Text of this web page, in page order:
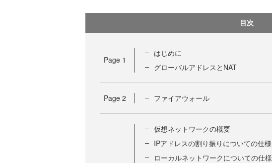
目次
Page 1
はじめに
グローバルアドレスとNAT
Page 2 ファイアウォール
仮想ネットワークの概要
IPアドレスの割り振りについての仕様
ローカルネットワークについての仕様